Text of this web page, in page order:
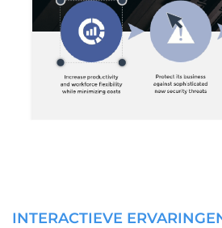
INTERACTIEVE